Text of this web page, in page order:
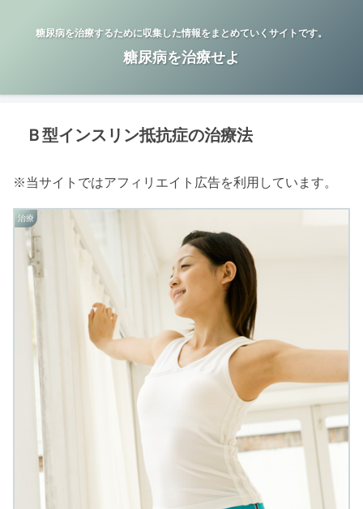
糖尿病を治療するために収集した情報をまとめていくサイトです。
糖尿病を治療せよ
Ｂ型インスリン抵抗症の治療法
※当サイトではアフィリエイト広告を利用しています。
治療